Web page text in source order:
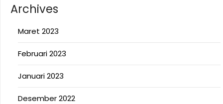
Archives
Maret 2023
Februari 2023
Januari 2023
Desember 2022